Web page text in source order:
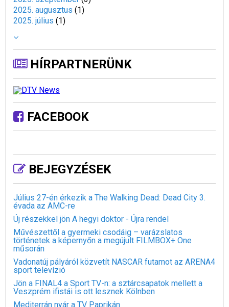
2025. augusztus (1)
2025. július (1)
HÍRPARTNERÜNK
FACEBOOK
BEJEGYZÉSEK
Július 27-én érkezik a The Walking Dead: Dead City 3.
évada az AMC-re
Új részekkel jön A hegyi doktor - Újra rendel
Művészettől a gyermeki csodáig – varázslatos
történetek a képernyőn a megújult FILMBOX+ One
műsorán
Vadonatúj pályáról közvetít NASCAR futamot az ARENA4
sport televízió
Jön a FINAL4 a Sport TV-n: a sztárcsapatok mellett a
Veszprém ifistái is ott lesznek Kölnben
Mediterrán nyár a TV Paprikán